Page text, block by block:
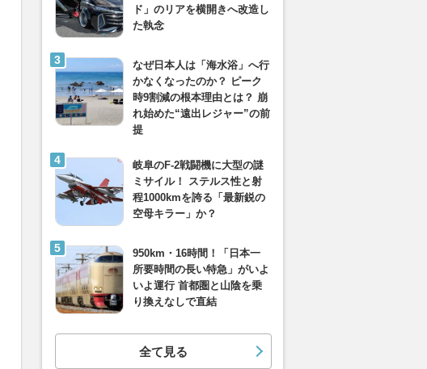
ド」のリアを横開きへ改造し
た執念
なぜ日本人は「海水浴」へ行
かなくなったのか？ ピーク
時9割減の根本理由とは？ 崩
れ始めた“遠出レジャー”の前
提
岐阜のF-2戦闘機に大型の謎
ミサイル！ ステルス性と射
程1000kmを誇る「最新鋭の
空母キラー」か？
950km・16時間！「日本一
所要時間の長い特急」がいよ
いよ運行 首都圏と山陰を乗
り換えなしで直結
全て見る